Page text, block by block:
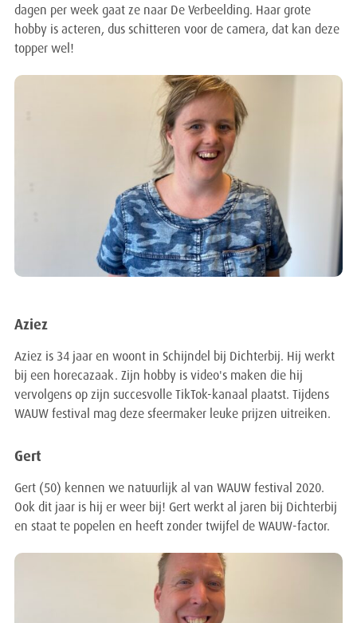
dagen per week gaat ze naar De Verbeelding. Haar grote
hobby is acteren, dus schitteren voor de camera, dat kan deze
topper wel!
Aziez
Aziez is 34 jaar en woont in Schijndel bij Dichterbij. Hij werkt
bij een horecazaak. Zijn hobby is video's maken die hij
vervolgens op zijn succesvolle TikTok-kanaal plaatst. Tijdens
WAUW festival mag deze sfeermaker leuke prijzen uitreiken.
Gert
Gert (50) kennen we natuurlijk al van WAUW festival 2020.
Ook dit jaar is hij er weer bij! Gert werkt al jaren bij Dichterbij
en staat te popelen en heeft zonder twijfel de WAUW-factor.